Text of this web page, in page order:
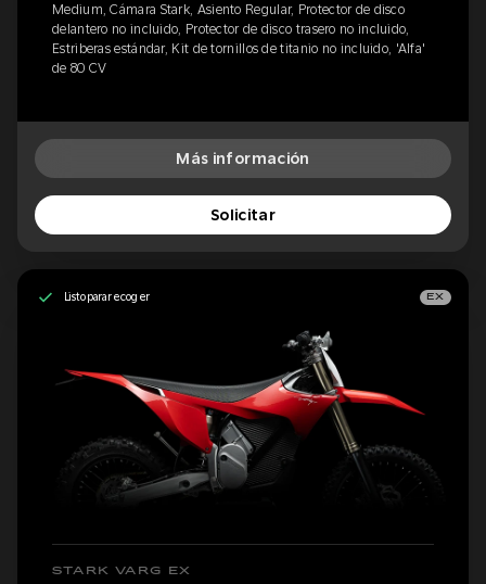
Medium, Cámara Stark, Asiento Regular, Protector de disco
delantero no incluido, Protector de disco trasero no incluido,
Estriberas estándar, Kit de tornillos de titanio no incluido, 'Alfa'
de 80 CV
Más información
Solicitar
Listo para recoger EX
STARK VARG EX